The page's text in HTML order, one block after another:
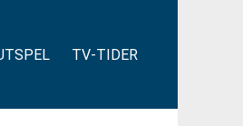
TV-TIDER